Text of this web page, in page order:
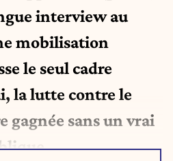
interview au
mobilisation
le seul cadre
la lutte contre le
gagnée sans un vrai